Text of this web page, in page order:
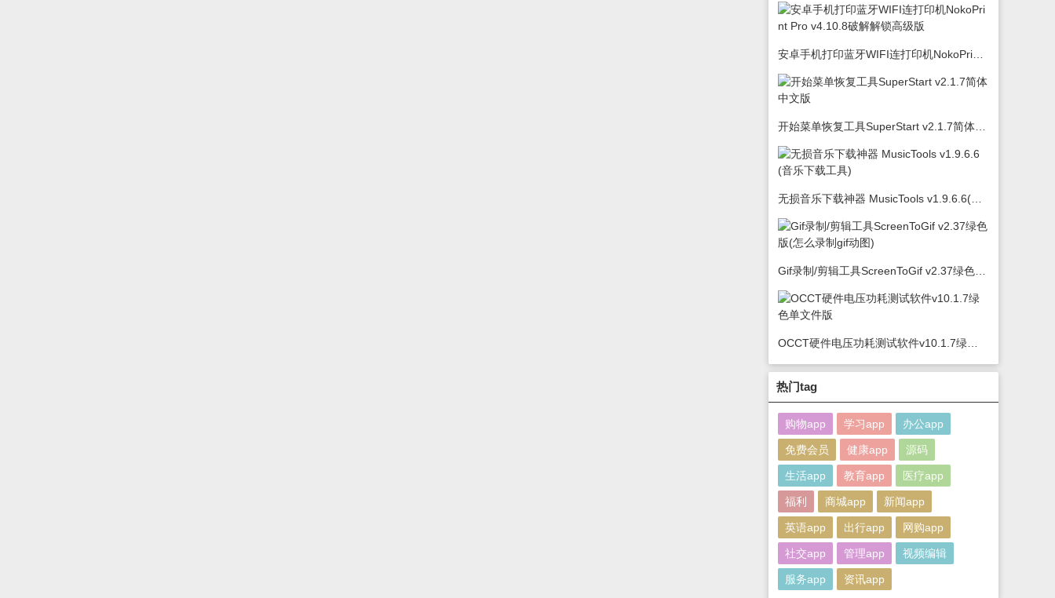
热门tag
购物app 学习app 办公app
免费会员 健康app 源码
生活app 教育app 医疗app
福利 商城app 新闻app
英语app 出行app 网购app
社交app 管理app 视频编辑
服务app 资讯app